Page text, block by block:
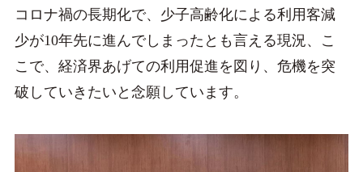
コロナ禍の長期化で、少子高齢化による利用客減
少が10年先に進んでしまったとも言える現況、こ
こで、経済界あげての利用促進を図り、危機を突
破していきたいと念願しています。